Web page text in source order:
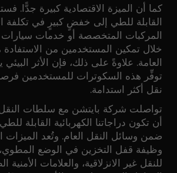
كما أن الميزة الاقتصادية كبيرة جدًّا.
القابلة للطي إلى خفضٍ كبيرٍ في تكلفة
المركبات المتخصصة أو خدمات
خلال تمكين المستخدمين من
العامة. علاوةً على ذلك، فإن الأثر
توفِّر هذه السكوترات للمستخدمين
نقل أكثر استدامة.
تواصلت شركة بايتشن مع سلطات
أن تكون دراجاتنا الكهربائية القابلة
ضمن وسائل النقل العام. وتُعد الميزات
وظيفة قفل التخزين في الوضع المطوي،
للنقل غير الانزلاقية، والعلامات الأمنية